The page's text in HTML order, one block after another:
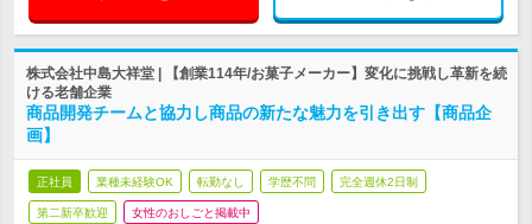
株式会社中島大祥堂 | 【創業114年/お菓子メーカー】変化に挑戦し革新を続
ける老舗企業
商品開発チームと協力し商品の新たな魅力を引き出す【商品企
画】
正社員 業種未経験OK 転勤なし 学歴不問 完全週休2日制
第二新卒歓迎 女性のおしごと掲載中